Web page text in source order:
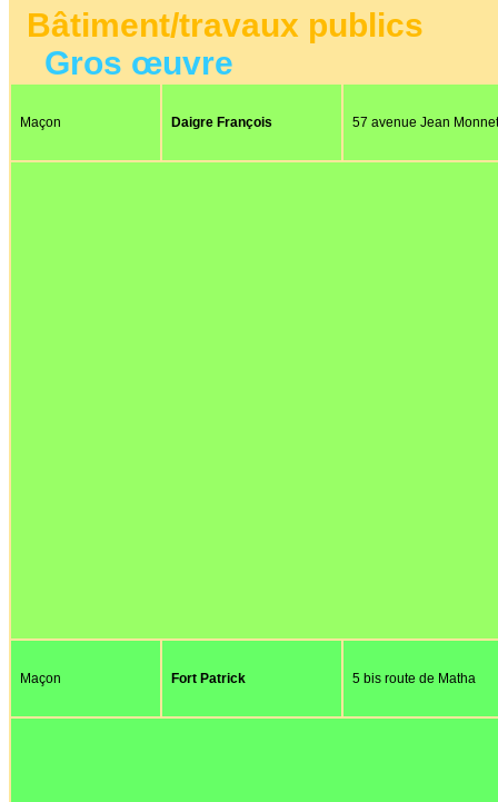
Bâtiment/travaux publics
Gros œuvre
Maçon Daigre François 57 avenue Jean Monnet
Maçon Fort Patrick 5 bis route de Matha